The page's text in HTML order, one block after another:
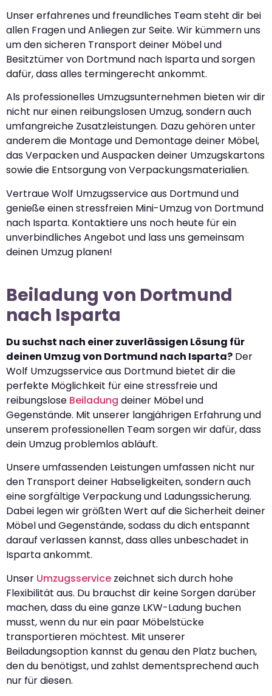
Unser erfahrenes und freundliches Team steht dir bei
allen Fragen und Anliegen zur Seite. Wir kümmern uns
um den sicheren Transport deiner Möbel und
Besitztümer von Dortmund nach Isparta und sorgen
dafür, dass alles termingerecht ankommt.
Als professionelles Umzugsunternehmen bieten wir dir
nicht nur einen reibungslosen Umzug, sondern auch
umfangreiche Zusatzleistungen. Dazu gehören unter
anderem die Montage und Demontage deiner Möbel,
das Verpacken und Auspacken deiner Umzugskartons
sowie die Entsorgung von Verpackungsmaterialien.
Vertraue Wolf Umzugsservice aus Dortmund und
genieße einen stressfreien Mini-Umzug von Dortmund
nach Isparta. Kontaktiere uns noch heute für ein
unverbindliches Angebot und lass uns gemeinsam
deinen Umzug planen!
Beiladung von Dortmund
nach Isparta
Du suchst nach einer zuverlässigen Lösung für
deinen Umzug von Dortmund nach Isparta? Der
Wolf Umzugsservice aus Dortmund bietet dir die
perfekte Möglichkeit für eine stressfreie und
reibungslose Beiladung deiner Möbel und
Gegenstände. Mit unserer langjährigen Erfahrung und
unserem professionellen Team sorgen wir dafür, dass
dein Umzug problemlos abläuft.
Unsere umfassenden Leistungen umfassen nicht nur
den Transport deiner Habseligkeiten, sondern auch
eine sorgfältige Verpackung und Ladungssicherung.
Dabei legen wir größten Wert auf die Sicherheit deiner
Möbel und Gegenstände, sodass du dich entspannt
darauf verlassen kannst, dass alles unbeschadet in
Isparta ankommt.
Unser Umzugsservice zeichnet sich durch hohe
Flexibilität aus. Du brauchst dir keine Sorgen darüber
machen, dass du eine ganze LKW-Ladung buchen
musst, wenn du nur ein paar Möbelstücke
transportieren möchtest. Mit unserer
Beiladungsoption kannst du genau den Platz buchen,
den du benötigst, und zahlst dementsprechend auch
nur für diesen.